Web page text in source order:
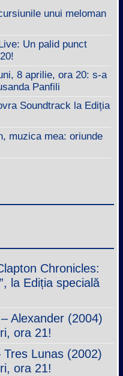
unui meloman
Un palid punct
8 aprilie, ora 20: s-a
Panfili
Soundtrack la Ediția
muzica mea: oriunde
Chronicles:
la Ediția specială
Alexander (2004)
ora 21!
Lunas (2002)
ora 21!